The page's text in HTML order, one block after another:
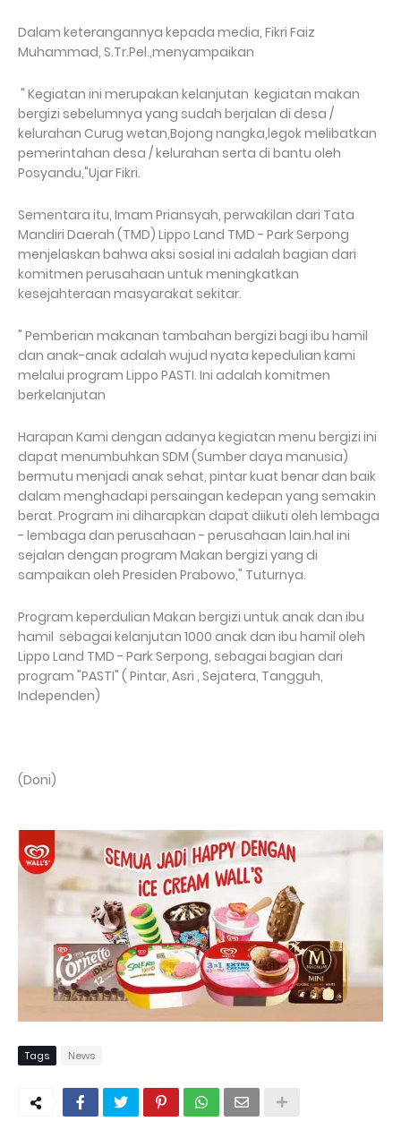
Dalam keterangannya kepada media, Fikri Faiz
Muhammad, S.Tr.Pel.,menyampaikan
" Kegiatan ini merupakan kelanjutan kegiatan makan
bergizi sebelumnya yang sudah berjalan di desa /
kelurahan Curug wetan,Bojong nangka,legok melibatkan
pemerintahan desa / kelurahan serta di bantu oleh
Posyandu,"Ujar Fikri.
Sementara itu, Imam Priansyah, perwakilan dari Tata
Mandiri Daerah (TMD) Lippo Land TMD - Park Serpong
menjelaskan bahwa aksi sosial ini adalah bagian dari
komitmen perusahaan untuk meningkatkan
kesejahteraan masyarakat sekitar.
" Pemberian makanan tambahan bergizi bagi ibu hamil
dan anak-anak adalah wujud nyata kepedulian kami
melalui program Lippo PASTI. Ini adalah komitmen
berkelanjutan
Harapan Kami dengan adanya kegiatan menu bergizi ini
dapat menumbuhkan SDM (Sumber daya manusia)
bermutu menjadi anak sehat, pintar kuat benar dan baik
dalam menghadapi persaingan kedepan yang semakin
berat. Program ini diharapkan dapat diikuti oleh lembaga
- lembaga dan perusahaan - perusahaan lain.hal ini
sejalan dengan program Makan bergizi yang di
sampaikan oleh Presiden Prabowo," Tuturnya.
Program keperdulian Makan bergizi untuk anak dan ibu
hamil sebagai kelanjutan 1000 anak dan ibu hamil oleh
Lippo Land TMD - Park Serpong, sebagai bagian dari
program "PASTI" ( Pintar, Asri , Sejatera, Tangguh,
Independen)
(Doni)
Tags News